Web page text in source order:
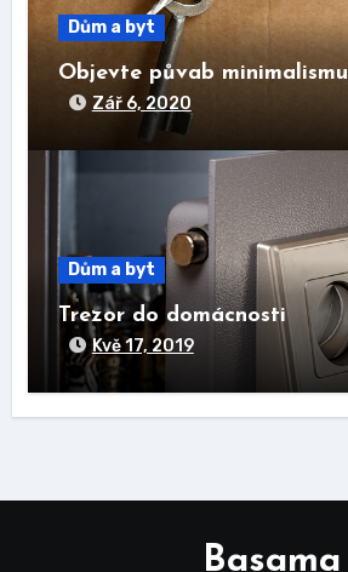
Dům a byt
Objevte půvab minimalismu
Zář 6, 2020
Dům a byt
Trezor do domácnosti
Kvě 17, 2019
Basama